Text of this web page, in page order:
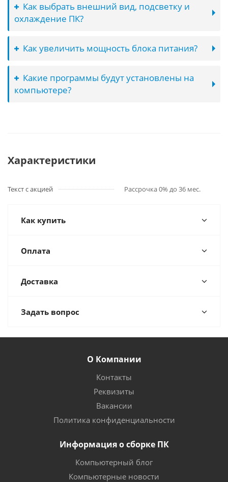
Как выбрать внешний вид, подсветку и
охлаждение ПК?
Как увеличить мощность блока питания?
Какие программы будут установлены на
компьютере?
Характеристики
Текст с акцией Рассрочка 0% до 36 мес.
Как купить
Оплата
Доставка
Задать вопрос
О Компании
Контакты
Реквизиты
Вакансии
Политика конфиденциальности
Информация о сборке ПК
Компьютерный блог
Компьютерные новости